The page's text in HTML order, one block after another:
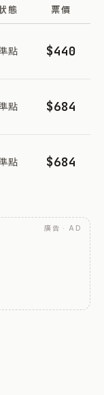
態 票價
點 $440
點 $684
點 $684
廣告 · AD